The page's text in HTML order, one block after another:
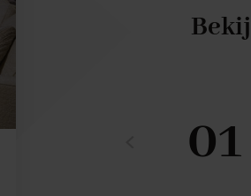
01